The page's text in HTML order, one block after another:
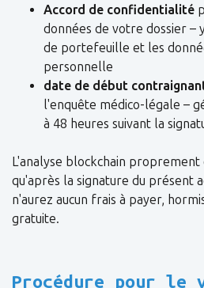
Accord de confidentialité
données de votre dossier –
de portefeuille et les
personnelle
date de début
l'enquête médico-légale –
à 48 heures suivant la
L'analyse blockchain
qu'après la signature du présent
n'aurez aucun frais à payer,
gratuite.
Procédure pour le